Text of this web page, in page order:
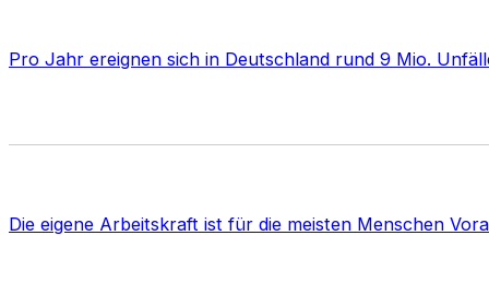
Pro Jahr ereignen sich in Deutschland rund 9 Mio.
Die eigene Arbeitskraft ist für die meisten Menschen